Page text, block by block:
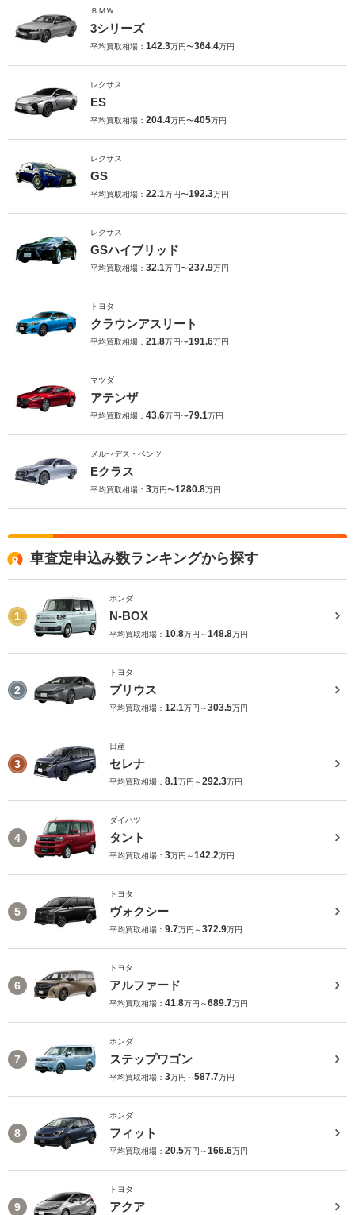
ＢＭＷ
3シリーズ
平均買取相場： 142.3万円〜364.4万円
レクサス
ES
平均買取相場： 204.4万円〜405万円
レクサス
GS
平均買取相場： 22.1万円〜192.3万円
レクサス
GSハイブリッド
平均買取相場： 32.1万円〜237.9万円
トヨタ
クラウンアスリート
平均買取相場： 21.8万円〜191.6万円
マツダ
アテンザ
平均買取相場： 43.6万円〜79.1万円
メルセデス・ベンツ
Eクラス
平均買取相場： 3万円〜1280.8万円
車査定申込み数ランキングから探す
1
ホンダ
N-BOX
平均買取相場： 10.8万円～148.8万円
2
トヨタ
プリウス
平均買取相場： 12.1万円～303.5万円
3
日産
セレナ
平均買取相場： 8.1万円～292.3万円
4
ダイハツ
タント
平均買取相場： 3万円～142.2万円
5
トヨタ
ヴォクシー
平均買取相場： 9.7万円～372.9万円
6
トヨタ
アルファード
平均買取相場： 41.8万円～689.7万円
7
ホンダ
ステップワゴン
平均買取相場： 3万円～587.7万円
8
ホンダ
フィット
平均買取相場： 20.5万円～166.6万円
9
トヨタ
アクア